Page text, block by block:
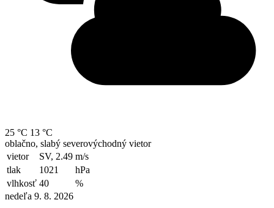
25 °C 13 °C
oblačno, slabý severovýchodný vietor
vietor
SV, 2.49 m/s
tlak
1021
hPa
vlhkosť 40
%
nedeľa 9. 8. 2026